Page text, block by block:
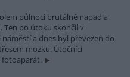
půlnoci brutálně napadla
Ten po útoku skončil v
a dnes byl převezen do
mozku. Útočníci
fotoaparát.